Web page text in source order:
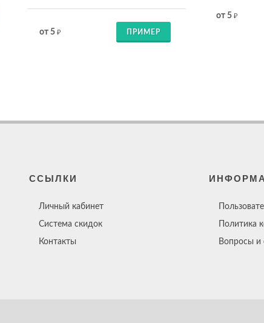
от 5 ₽ ПРИМЕР
от 5 ₽
ССЫЛКИ
Личный кабинет
Система скидок
Контакты
Политика
Вопросы и